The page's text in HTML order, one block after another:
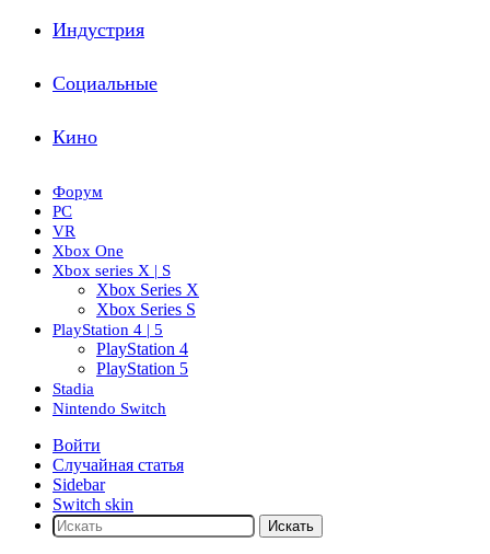
Индустрия
Социальные
Кино
Форум
PC
VR
Xbox One
Xbox series X | S
Xbox Series X
Xbox Series S
PlayStation 4 | 5
PlayStation 4
PlayStation 5
Stadia
Nintendo Switch
Войти
Случайная статья
Sidebar
Switch skin
Искать